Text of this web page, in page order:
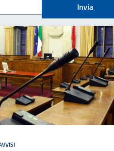
Invia